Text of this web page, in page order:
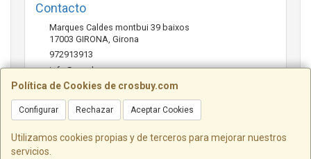
Política de Cookies de crosbuy.com
Configurar Rechazar Aceptar Cookies
Utilizamos cookies propias y de terceros para mejorar nuestros
servicios.
Contacto
Marques Caldes montbui 39 baixos
17003 GIRONA, Girona
972913913
info@crosbuy.com
Horario
de 10:00 a 13:30 y de 16:30 a 20:00